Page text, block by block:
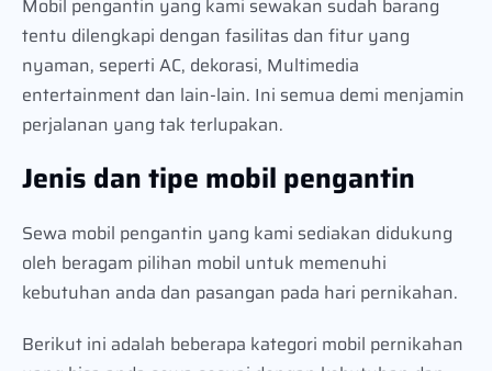
Mobil pengantin yang kami sewakan sudah barang
tentu dilengkapi dengan fasilitas dan fitur yang
nyaman, seperti AC, dekorasi, Multimedia
entertainment dan lain-lain. Ini semua demi menjamin
perjalanan yang tak terlupakan.
Jenis dan tipe mobil pengantin
Sewa mobil pengantin yang kami sediakan didukung
oleh beragam pilihan mobil untuk memenuhi
kebutuhan anda dan pasangan pada hari pernikahan.
Berikut ini adalah beberapa kategori mobil pernikahan